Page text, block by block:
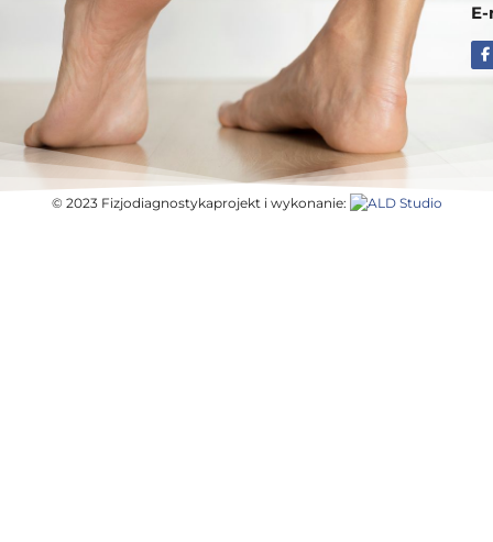
© 2023 Fizjodiagnostykaprojekt i wykonanie: